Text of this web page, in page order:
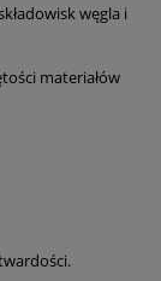
węgla i
materiałów